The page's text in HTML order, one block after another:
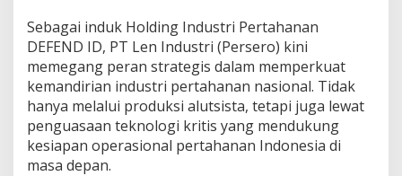
Sebagai induk Holding Industri Pertahanan
DEFEND ID, PT Len Industri (Persero) kini
memegang peran strategis dalam memperkuat
kemandirian industri pertahanan nasional. Tidak
hanya melalui produksi alutsista, tetapi juga lewat
penguasaan teknologi kritis yang mendukung
kesiapan operasional pertahanan Indonesia di
masa depan.